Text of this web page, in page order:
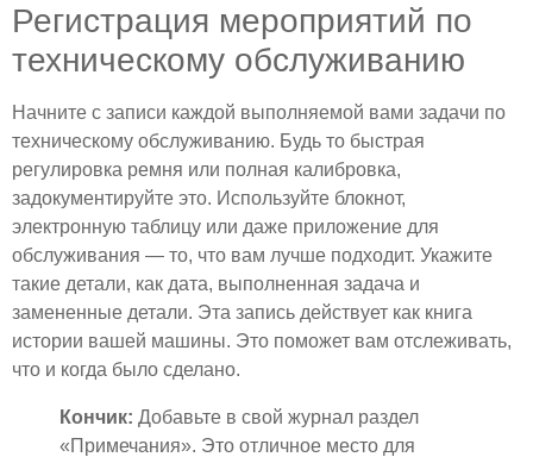
Регистрация мероприятий по
техническому обслуживанию
Начните с записи каждой выполняемой вами задачи по
техническому обслуживанию. Будь то быстрая
регулировка ремня или полная калибровка,
задокументируйте это. Используйте блокнот,
электронную таблицу или даже приложение для
обслуживания — то, что вам лучше подходит. Укажите
такие детали, как дата, выполненная задача и
замененные детали. Эта запись действует как книга
истории вашей машины. Это поможет вам отслеживать,
что и когда было сделано.
Кончик: Добавьте в свой журнал раздел
«Примечания». Это отличное место для